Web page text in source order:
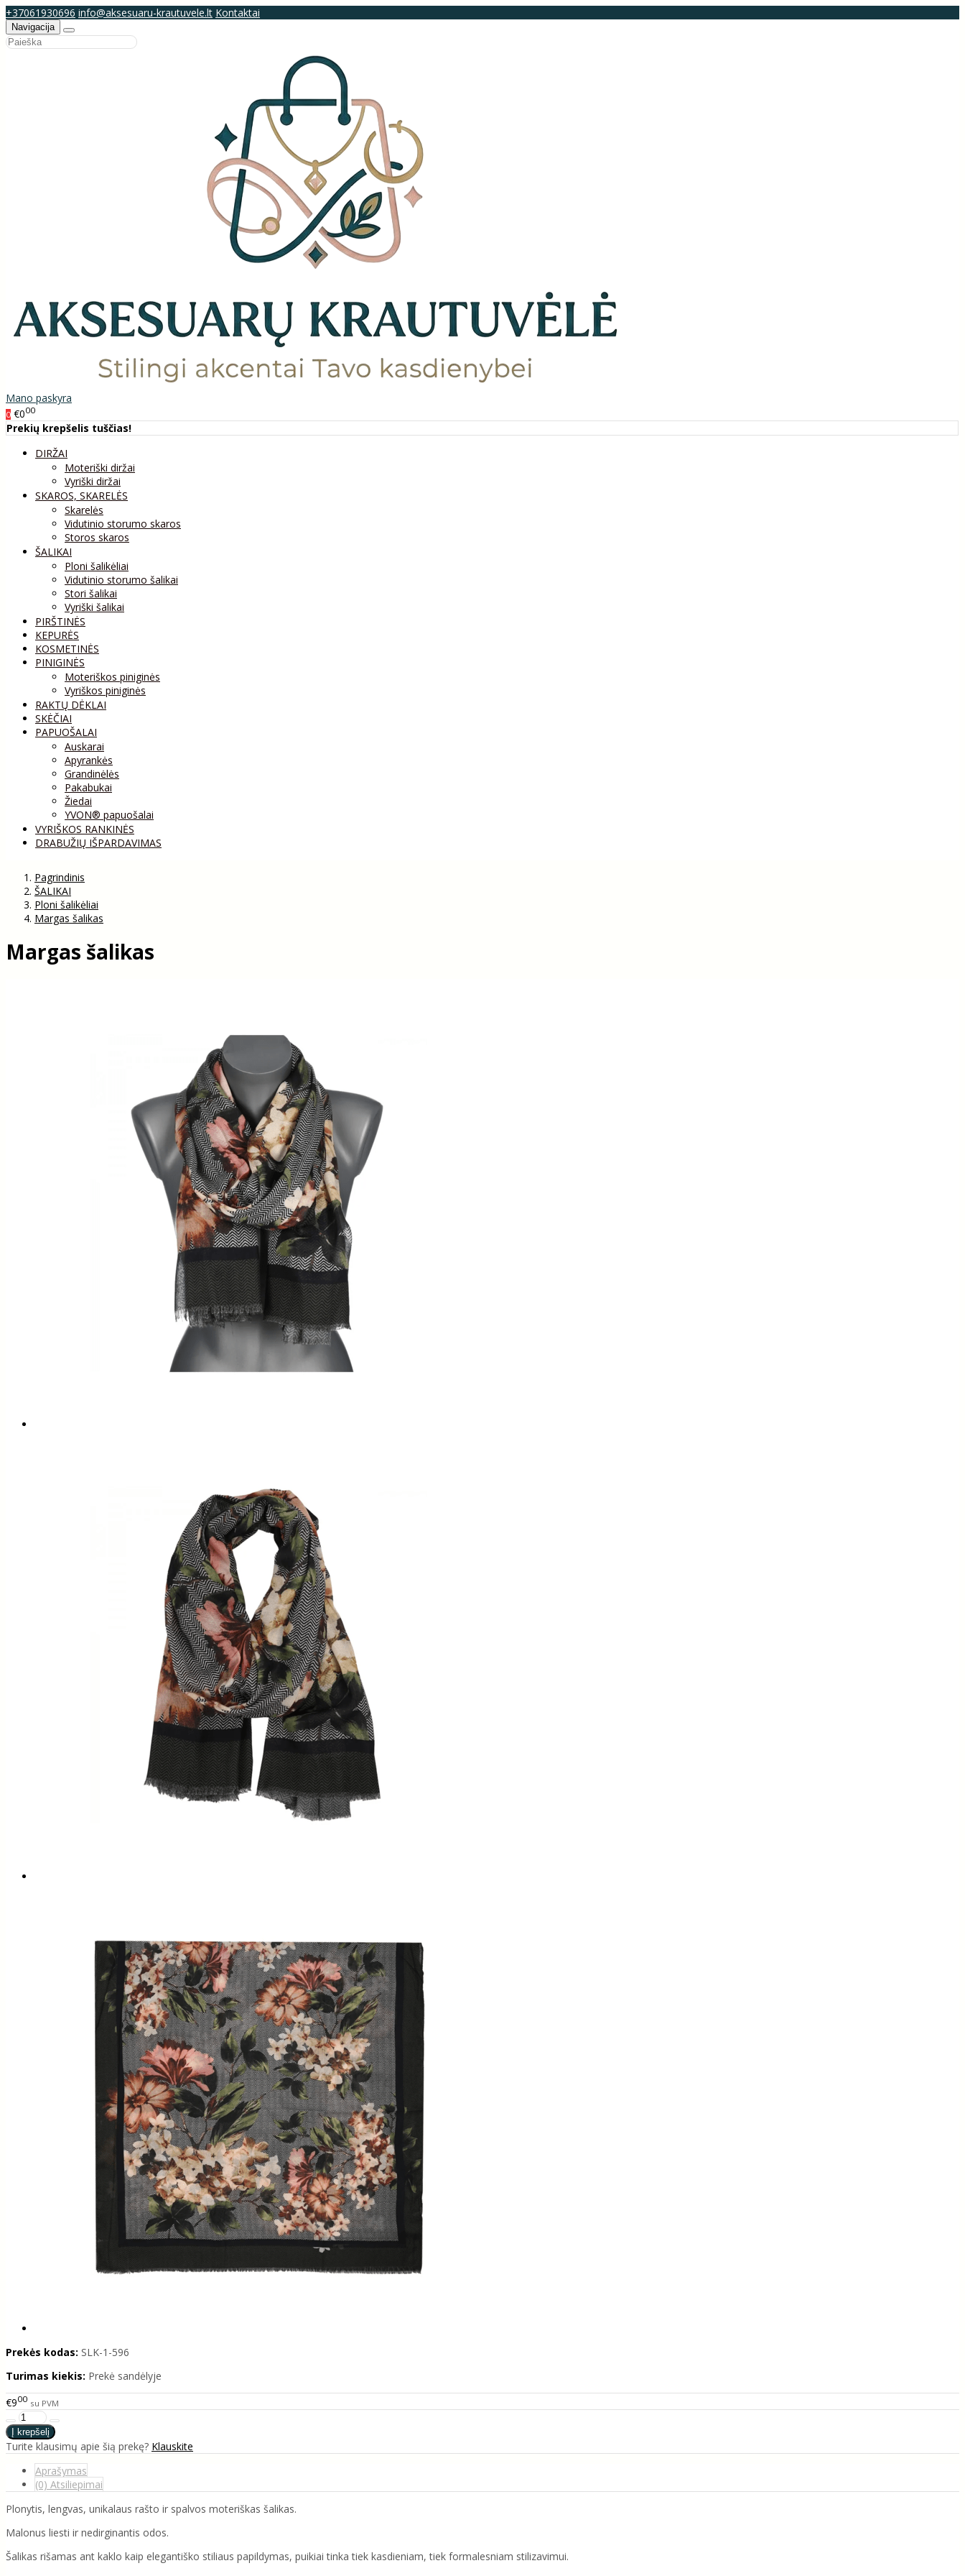
+37061930696 info@aksesuaru-krautuvele.lt Kontaktai
Navigacija
Mano paskyra
0 €000
Prekių krepšelis tuščias!
DIRŽAI
Moteriški diržai
Vyriški diržai
SKAROS, SKARELĖS
Skarelės
Vidutinio storumo skaros
Storos skaros
ŠALIKAI
Ploni šalikėliai
Vidutinio storumo šalikai
Stori šalikai
Vyriški šalikai
PIRŠTINĖS
KEPURĖS
KOSMETINĖS
PINIGINĖS
Moteriškos piniginės
Vyriškos piniginės
RAKTŲ DĖKLAI
SKĖČIAI
PAPUOŠALAI
Auskarai
Apyrankės
Grandinėlės
Pakabukai
Žiedai
YVON® papuošalai
VYRIŠKOS RANKINĖS
DRABUŽIŲ IŠPARDAVIMAS
Pagrindinis
ŠALIKAI
Ploni šalikėliai
Margas šalikas
Margas šalikas
Prekės kodas: SLK-1-596
Turimas kiekis: Prekė sandėlyje
€900 su PVM
Turite klausimų apie šią prekę? Klauskite
Aprašymas
(0) Atsiliepimai
Plonytis, lengvas, unikalaus rašto ir spalvos moteriškas šalikas.
Malonus liesti ir nedirginantis odos.
Šalikas rišamas ant kaklo kaip elegantiško stiliaus papildymas, puikiai tinka tiek kasdieniam, tiek formalesniam stilizavimui.